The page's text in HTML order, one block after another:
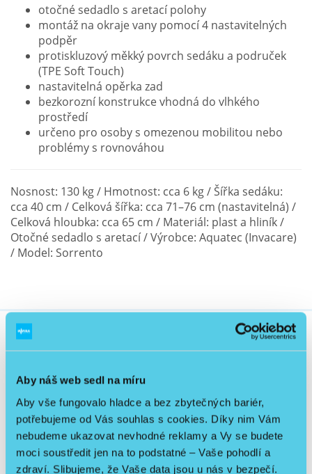
Aby náš web sedl na míru
Aby vše fungovalo hladce a bez zbytečných bariér,
potřebujeme od Vás souhlas s cookies. Díky nim Vám
nebudeme ukazovat nevhodné reklamy a Vy se budete
moci soustředit jen na to podstatné – Vaše pohodlí a
zdraví. Slibujeme, že Vaše data jsou u nás v bezpečí.
otočné sedadlo s aretací polohy
montáž na okraje vany pomocí 4 nastavitelných
podpěr
protiskluzový měkký povrch sedáku a područek
(TPE Soft Touch)
nastavitelná opěrka zad
bezkorozní konstrukce vhodná do vlhkého
prostředí
určeno pro osoby s omezenou mobilitou nebo
problémy s rovnováhou
Nosnost: 130 kg / Hmotnost: cca 6 kg / Šířka sedáku:
cca 40 cm / Celková šířka: cca 71–76 cm (nastavitelná) /
Celková hloubka: cca 65 cm / Materiál: plast a hliník /
Otočné sedadlo s aretací / Výrobce: Aquatec (Invacare)
/ Model: Sorrento
Skladem
Doprava PPL zdarma
Sleva